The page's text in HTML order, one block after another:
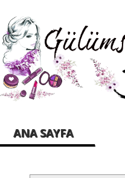
ANA SAYFA